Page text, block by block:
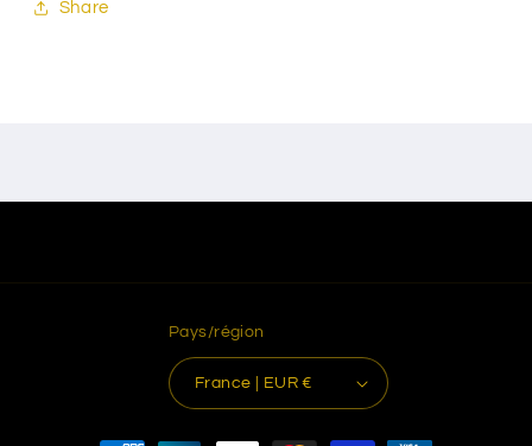
Share
Pays/région
France | EUR €
Moyens